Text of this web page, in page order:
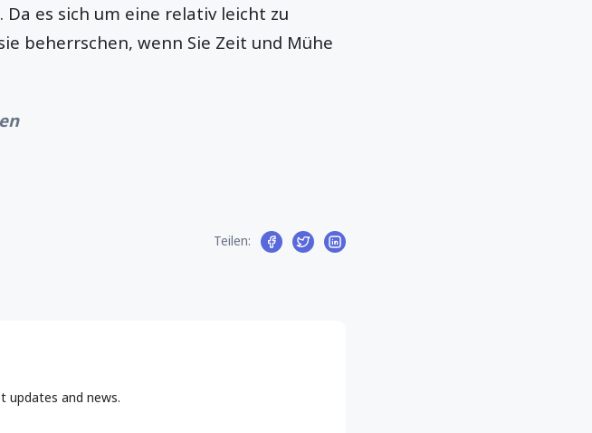
es sich um eine relativ leicht zu
beherrschen, wenn Sie Zeit und Mühe
Teilen:
updates and news.